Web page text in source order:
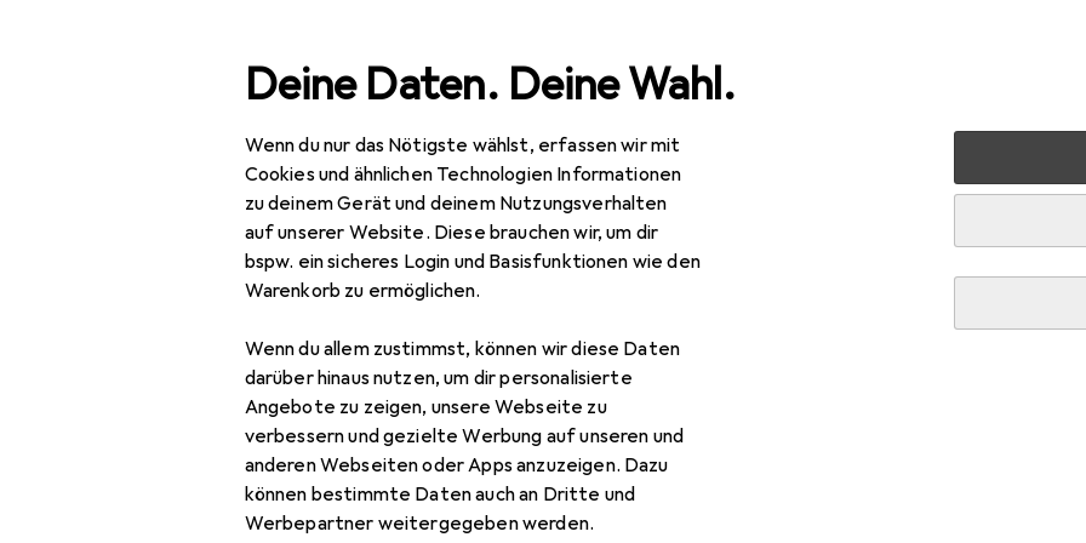
Deine Daten. Deine Wahl.
Wenn du nur das Nötigste wählst, erfassen wir mit
Cookies und ähnlichen Technologien Informationen
zu deinem Gerät und deinem Nutzungsverhalten
auf unserer Website. Diese brauchen wir, um dir
bspw. ein sicheres Login und Basisfunktionen wie den
Warenkorb zu ermöglichen.
Wenn du allem zustimmst, können wir diese Daten
darüber hinaus nutzen, um dir personalisierte
Angebote zu zeigen, unsere Webseite zu
verbessern und gezielte Werbung auf unseren und
anderen Webseiten oder Apps anzuzeigen. Dazu
können bestimmte Daten auch an Dritte und
Werbepartner weitergegeben werden.
Navigation nach Kategorien Gesamtsortiment IT + Multimedia Peripherie